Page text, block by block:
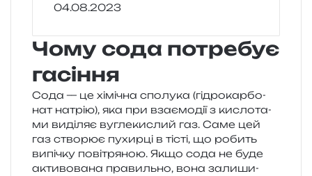
04.08.2023
Чому сода потребує
гасіння
Сода — це хімі­чна спо­лу­ка (гідро­кар­бо­
нат натрію), яка при вза­є­мо­дії з кисло­та­
ми виді­ляє вугле­ки­слий газ. Саме цей
газ ство­рює пухир­ці в тісті, що робить
випі­чку пові­тря­ною. Якщо сода не буде
акти­во­ва­на пра­виль­но, вона зали­ши­